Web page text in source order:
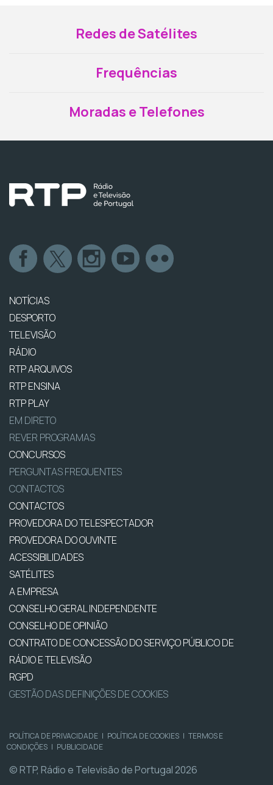
Redes de Satélites
Frequências
Moradas e Telefones
NOTÍCIAS
DESPORTO
TELEVISÃO
RÁDIO
RTP ARQUIVOS
RTP ENSINA
RTP PLAY
EM DIRETO
REVER PROGRAMAS
CONCURSOS
PERGUNTAS FREQUENTES
CONTACTOS
CONTACTOS
PROVEDORA DO TELESPECTADOR
PROVEDORA DO OUVINTE
ACESSIBILIDADES
SATÉLITES
A EMPRESA
CONSELHO GERAL INDEPENDENTE
CONSELHO DE OPINIÃO
CONTRATO DE CONCESSÃO DO SERVIÇO PÚBLICO DE
RÁDIO E TELEVISÃO
RGPD
GESTÃO DAS DEFINIÇÕES DE COOKIES
POLÍTICA DE PRIVACIDADE | POLÍTICA DE COOKIES | TERMOS E
CONDIÇÕES | PUBLICIDADE
© RTP, Rádio e Televisão de Portugal 2026